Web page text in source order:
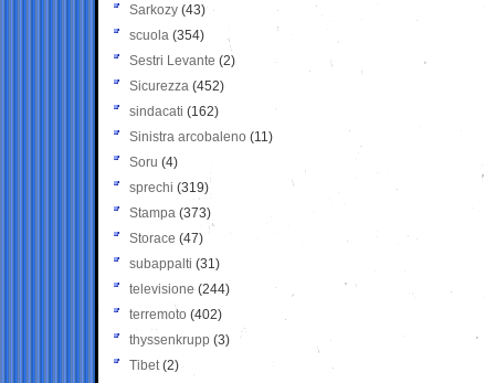
Sarkozy (43)
scuola (354)
Sestri Levante (2)
Sicurezza (452)
sindacati (162)
Sinistra arcobaleno (11)
Soru (4)
sprechi (319)
Stampa (373)
Storace (47)
subappalti (31)
televisione(244)
terremoto (402)
thyssenkrupp (3)
Tibet(2)